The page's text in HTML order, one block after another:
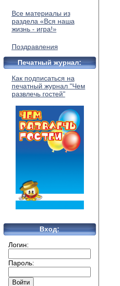
Все материалы из
раздела «Вся наша
жизнь - игра!»
Поздравления
Печатный журнал:
Как подписаться на
печатный журнал "Чем
развлечь гостей"
Вход:
Логин:
Пароль: